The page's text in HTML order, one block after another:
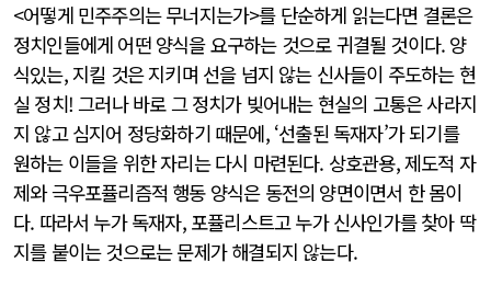
<어떻게 민주주의는 무너지는가>를 단순하게 읽는다면 결론은
정치인들에게 어떤 양식을 요구하는 것으로 귀결될 것이다. 양
식있는, 지킬 것은 지키며 선을 넘지 않는 신사들이 주도하는 현
실 정치! 그러나 바로 그 정치가 빚어내는 현실의 고통은 사라지
지 않고 심지어 정당화하기 때문에, ‘선출된 독재자’가 되기를
원하는 이들을 위한 자리는 다시 마련된다. 상호관용, 제도적 자
제와 극우포퓰리즘적 행동 양식은 동전의 양면이면서 한 몸이
다. 따라서 누가 독재자, 포퓰리스트고 누가 신사인가를 찾아 딱
지를 붙이는 것으로는 문제가 해결되지 않는다.